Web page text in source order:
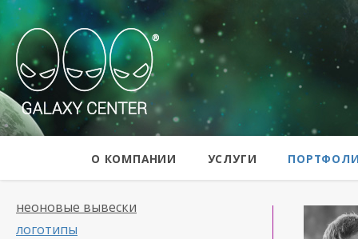
Galaxy Center
О КОМПАНИИ УСЛУГИ
неоновые вывески
логотипы